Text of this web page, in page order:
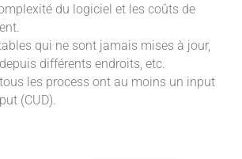
du logiciel et les coûts de
qui ne sont jamais mises à jour,
différents endroits, etc.
les process ont au moins un input
(CUD).